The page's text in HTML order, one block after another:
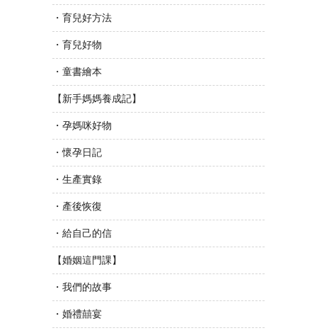
・育兒好方法
・育兒好物
・童書繪本
【新手媽媽養成記】
・孕媽咪好物
・懷孕日記
・生產實錄
・產後恢復
・給自己的信
【婚姻這門課】
・我們的故事
・婚禮囍宴